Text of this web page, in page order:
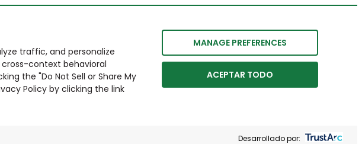
traffic, and personalize
context behavioral
the "Do Not Sell or Share My
Policy by clicking the link
MANAGE PREFERENCES
ACEPTAR TODO
Desarrollado por: